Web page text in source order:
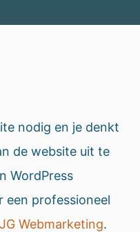
nodig en je denkt
de website uit te
WordPress
een professioneel
JG Webmarketing.